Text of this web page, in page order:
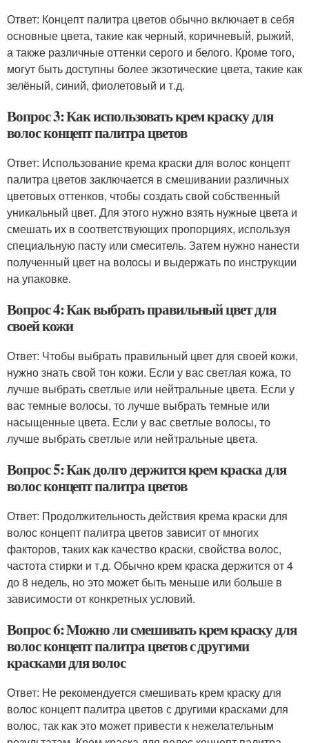
Ответ: Концепт палитра цветов обычно включает в себя
основные цвета, такие как черный, коричневый, рыжий,
а также различные оттенки серого и белого. Кроме того,
могут быть доступны более экзотические цвета, такие как
зелёный, синий, фиолетовый и т.д.
Вопрос 3: Как использовать крем краску для
волос концепт палитра цветов
Ответ: Использование крема краски для волос концепт
палитра цветов заключается в смешивании различных
цветовых оттенков, чтобы создать свой собственный
уникальный цвет. Для этого нужно взять нужные цвета и
смешать их в соответствующих пропорциях, используя
специальную пасту или смеситель. Затем нужно нанести
полученный цвет на волосы и выдержать по инструкции
на упаковке.
Вопрос 4: Как выбрать правильный цвет для
своей кожи
Ответ: Чтобы выбрать правильный цвет для своей кожи,
нужно знать свой тон кожи. Если у вас светлая кожа, то
лучше выбрать светлые или нейтральные цвета. Если у
вас темные волосы, то лучше выбрать темные или
насыщенные цвета. Если у вас светлые волосы, то
лучше выбрать светлые или нейтральные цвета.
Вопрос 5: Как долго держится крем краска для
волос концепт палитра цветов
Ответ: Продолжительность действия крема краски для
волос концепт палитра цветов зависит от многих
факторов, таких как качество краски, свойства волос,
частота стирки и т.д. Обычно крем краска держится от 4
до 8 недель, но это может быть меньше или больше в
зависимости от конкретных условий.
Вопрос 6: Можно ли смешивать крем краску для
волос концепт палитра цветов с другими
красками для волос
Ответ: Не рекомендуется смешивать крем краску для
волос концепт палитра цветов с другими красками для
волос, так как это может привести к нежелательным